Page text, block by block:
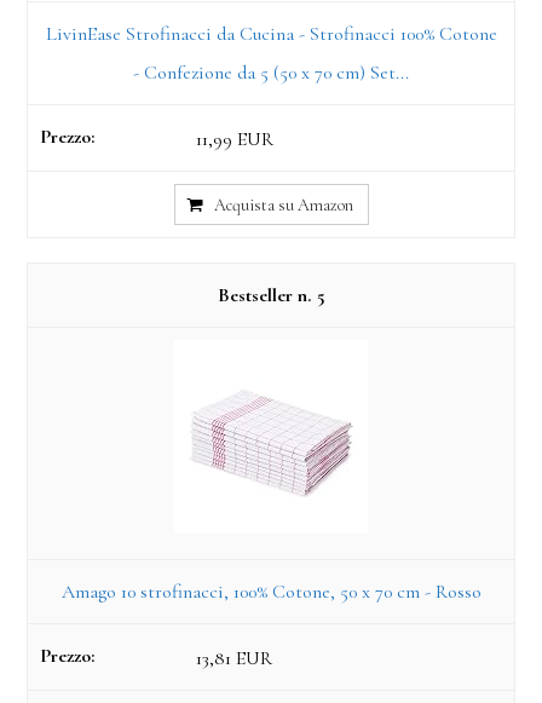
LivinEase Strofinacci da Cucina - Strofinacci 100% Cotone
- Confezione da 5 (50 x 70 cm) Set...
11,99 EUR
Acquista su Amazon
5
Amago 10 strofinacci, 100% Cotone, 50 x 70 cm - Rosso
13,81 EUR